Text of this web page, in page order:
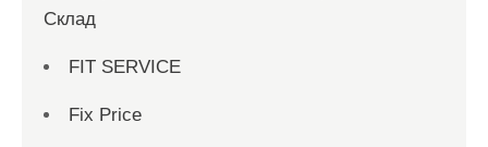
Склад
FIT SERVICE
Fix Price